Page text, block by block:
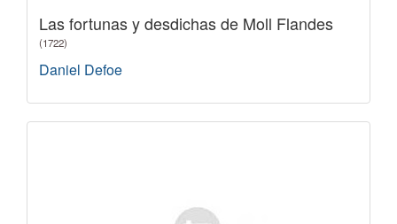
Las fortunas y desdichas de Moll Flandes
(1722)
Daniel Defoe